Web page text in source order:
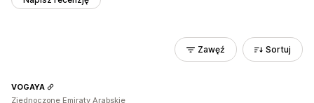
Zawęź Sortuj
VOGAYA
Zjednoczone Emiraty Arabskie